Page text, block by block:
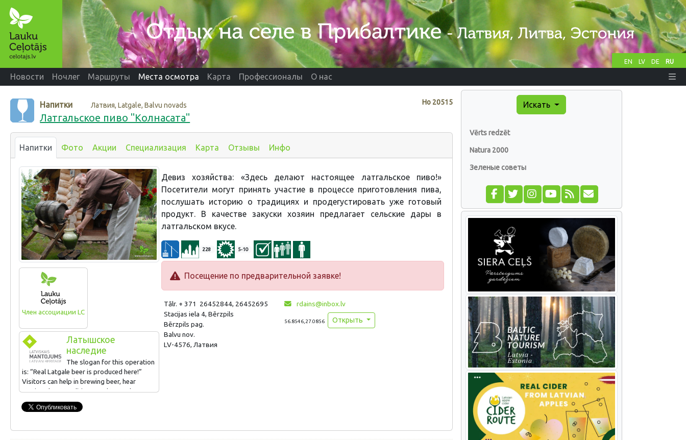
EN LV DE RU
Новости Ночлег Маршруты Места осмотра Карта Профессионалы О нас
Нo 20515
Напитки Латвия, Latgale, Balvu novads
Латгальское пиво "Колнасата"
Напитки Фото Акции Специализация Карта Отзывы Инфо
Член ассоциации LC
Латышское
наследие
The slogan for this operation
is: “Real Latgale beer is produced here!”
Visitors can help in brewing beer, hear
stories about traditions, and taste the
finished product. The owner also offers
Lettigalian goodies for some noshing.
Девиз хозяйства: «Здесь делают настоящее латгальское пиво!»
Посетители могут принять участие в процессе приготовления пива,
послушать историю о традициях и продегустировать уже готовый
продукт. В качестве закуски хозяин предлагает сельские дары в
латгальском вкусе.
228 5-10
Посещение по предварительной заявке!
Tālr. + 371 26452844, 26452695
Stacijas iela 4, Bērzpils
Bērzpils pag.
Balvu nov.
LV-4576, Латвия
rdains@inbox.lv
56.8546,27.0856 Открыть
Искать
Vērts redzēt
Natura 2000
Зеленые советы